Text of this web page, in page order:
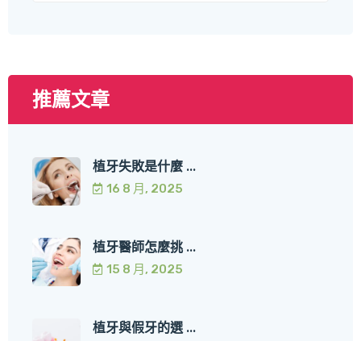
推薦文章
植牙失敗是什麼 ...
16 8 月, 2025
植牙醫師怎麼挑 ...
15 8 月, 2025
植牙與假牙的選 ...